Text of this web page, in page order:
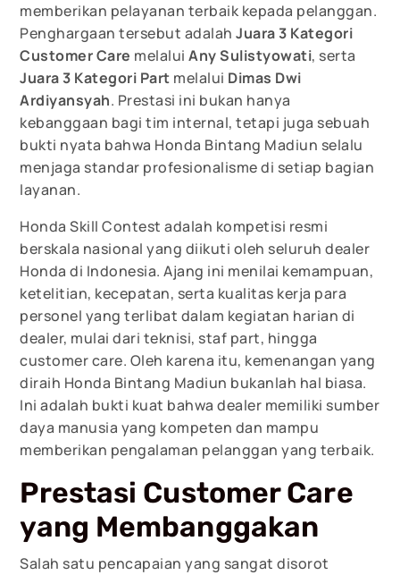
memberikan pelayanan terbaik kepada pelanggan.
Penghargaan tersebut adalahJuara 3 Kategori
Customer Care melaluiAny Sulistyowati, serta
Juara 3 Kategori Part melalui Dimas Dwi
Ardiyansyah. Prestasi ini bukan hanya
kebanggaan bagi tim internal, tetapi juga sebuah
bukti nyata bahwa Honda Bintang Madiun selalu
menjaga standar profesionalisme di setiap bagian
layanan.
Honda Skill Contest adalah kompetisi resmi
berskala nasional yang diikuti oleh seluruh dealer
Honda di Indonesia. Ajang ini menilai kemampuan,
ketelitian, kecepatan, serta kualitas kerja para
personel yang terlibat dalam kegiatan harian di
dealer, mulai dari teknisi, staf part, hingga
customer care. Oleh karena itu, kemenangan yang
diraih Honda Bintang Madiun bukanlah hal biasa.
Ini adalah bukti kuat bahwa dealer memiliki sumber
daya manusia yang kompeten dan mampu
memberikan pengalaman pelanggan yang terbaik.
Prestasi Customer Care
yang Membanggakan
Salah satu pencapaian yang sangat disorot